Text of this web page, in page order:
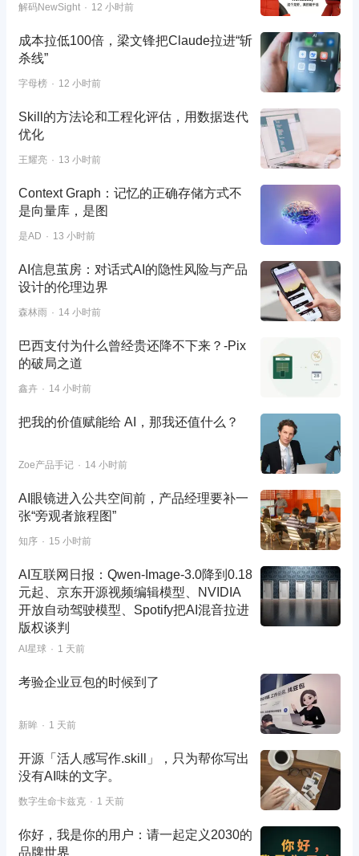
解码NewSight 12 小时前
成本拉低100倍，梁文锋把Claude拉进“斩
杀线”
字母榜 12 小时前
Skill的方法论和工程化评估，用数据迭代
优化
王耀亮 13 小时前
Context Graph：记忆的正确存储方式不
是向量库，是图
是AD 13 小时前
AI信息茧房：对话式AI的隐性风险与产品
设计的伦理边界
森林雨 14 小时前
巴西支付为什么曾经贵还降不下来？-Pix
的破局之道
鑫卉 14 小时前
把我的价值赋能给 AI，那我还值什么？
Zoe产品手记 14 小时前
AI眼镜进入公共空间前，产品经理要补一
张“旁观者旅程图”
知序 15 小时前
AI互联网日报：Qwen-Image-3.0降到0.18
元起、京东开源视频编辑模型、NVIDIA
开放自动驾驶模型、Spotify把AI混音拉进
版权谈判
AI星球 1 天前
考验企业豆包的时候到了
新眸 1 天前
开源「活人感写作.skill」，只为帮你写出
没有AI味的文字。
数字生命卡兹克 1 天前
你好，我是你的用户：请一起定义2030的
品牌世界